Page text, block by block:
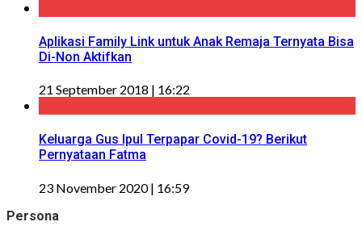
Aplikasi Family Link untuk Anak Remaja Ternyata Bisa
Di-Non Aktifkan
21 September 2018 | 16:22
Keluarga Gus Ipul Terpapar Covid-19? Berikut
Pernyataan Fatma
23 November 2020 | 16:59
Persona